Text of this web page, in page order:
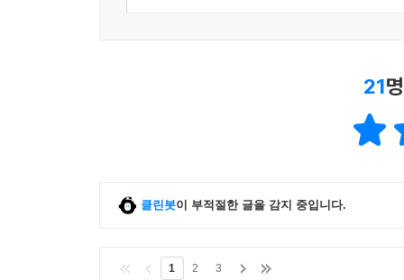
21
클린봇이 부적절한 글을 감지 중입니다.
1 2 3